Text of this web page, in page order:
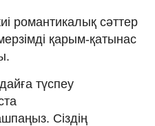
романтикалық сәттер
қарым-қатынас
түспеу
Сіздің